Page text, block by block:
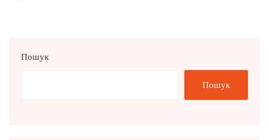
Пошук
Пошук